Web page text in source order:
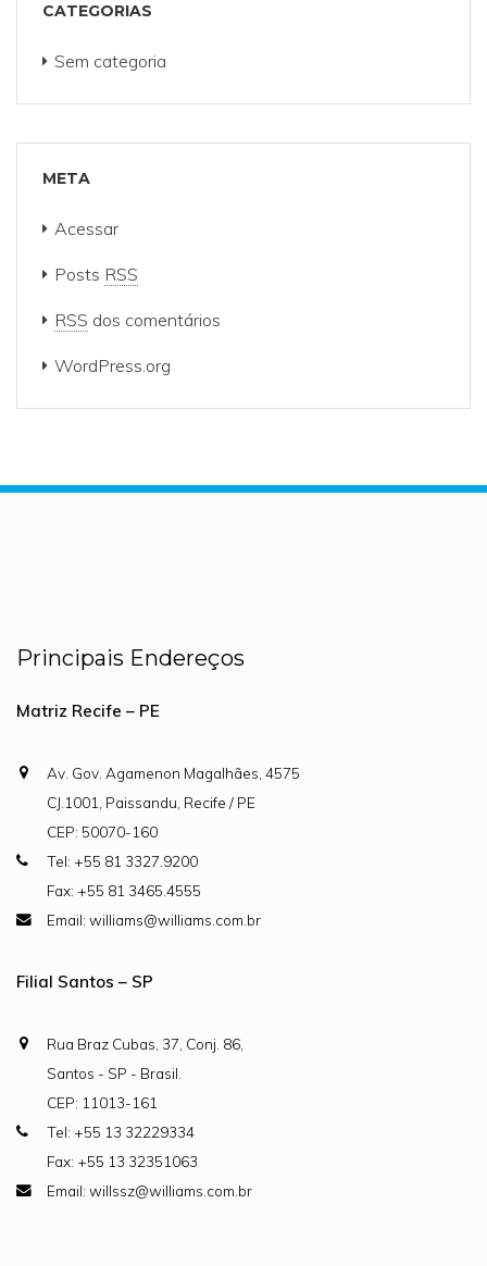
CATEGORIAS
Sem categoria
META
Acessar
Posts RSS
RSS dos comentários
WordPress.org
Principais Endereços
Matriz Recife – PE
Av. Gov. Agamenon Magalhães, 4575
CJ.1001, Paissandu, Recife / PE
CEP: 50070-160
Tel: +55 81 3327.9200
Fax: +55 81 3465.4555
Email: williams@williams.com.br
Filial Santos – SP
Rua Braz Cubas, 37, Conj. 86,
Santos - SP - Brasil.
CEP: 11013-161
Tel: +55 13 32229334
Fax: +55 13 32351063
Email: willssz@williams.com.br